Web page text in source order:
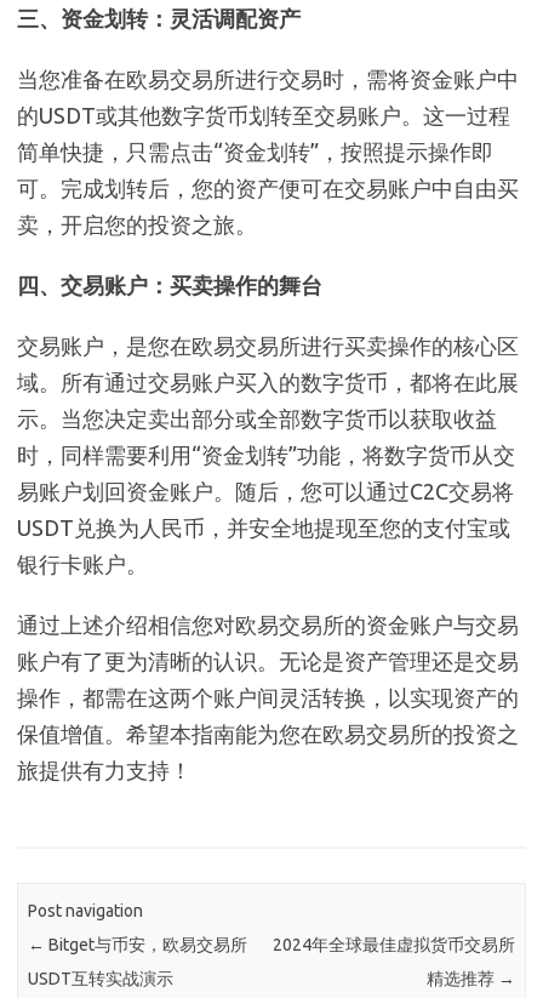
三、资金划转：灵活调配资产
当您准备在欧易交易所进行交易时，需将资金账户中
的USDT或其他数字货币划转至交易账户。这一过程
简单快捷，只需点击“资金划转”，按照提示操作即
可。完成划转后，您的资产便可在交易账户中自由买
卖，开启您的投资之旅。
四、交易账户：买卖操作的舞台
交易账户，是您在欧易交易所进行买卖操作的核心区
域。所有通过交易账户买入的数字货币，都将在此展
示。当您决定卖出部分或全部数字货币以获取收益
时，同样需要利用“资金划转”功能，将数字货币从交
易账户划回资金账户。随后，您可以通过C2C交易将
USDT兑换为人民币，并安全地提现至您的支付宝或
银行卡账户。
通过上述介绍相信您对欧易交易所的资金账户与交易
账户有了更为清晰的认识。无论是资产管理还是交易
操作，都需在这两个账户间灵活转换，以实现资产的
保值增值。希望本指南能为您在欧易交易所的投资之
旅提供有力支持！
Post navigation
← Bitget与币安，欧易交易所
USDT互转实战演示
2024年全球最佳虚拟货币交易所
精选推荐 →